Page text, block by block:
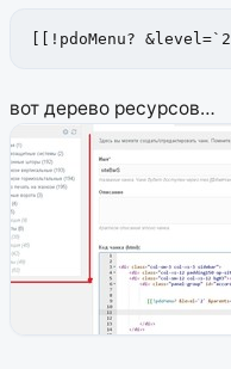
[[!pdoMenu?
вот дерево ресурсов…